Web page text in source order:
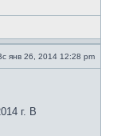
янв 26, 2014 12:28 pm
г. В